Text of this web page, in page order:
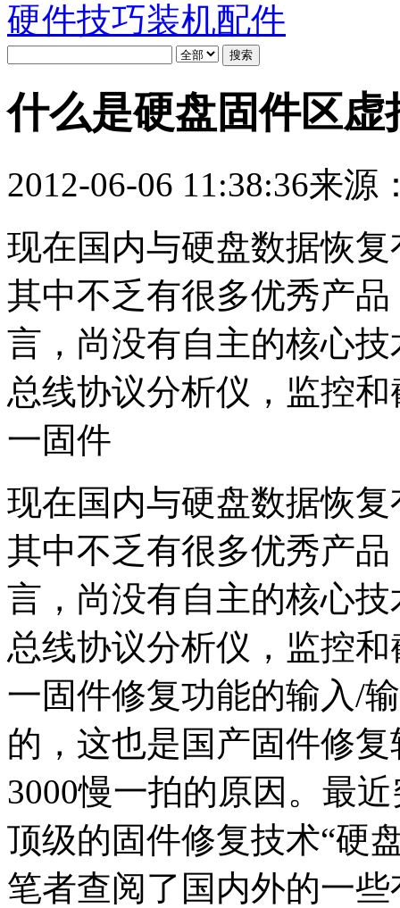
硬件技巧装机配件
什么是硬盘固件区虚
2012-06-06 11:38:36来源
现在国内与硬盘数据恢
其中不乏有很多优秀产
言，尚没有自主的核心
总线协议分析仪，监控
一固件
现在国内与硬盘数据恢
其中不乏有很多优秀产
言，尚没有自主的核心
总线协议分析仪，监控
一固件修复功能的输入/
的，这也是国产固件修
3000慢一拍的原因。最
顶级的固件修复技术“硬
笔者查阅了国内外的一